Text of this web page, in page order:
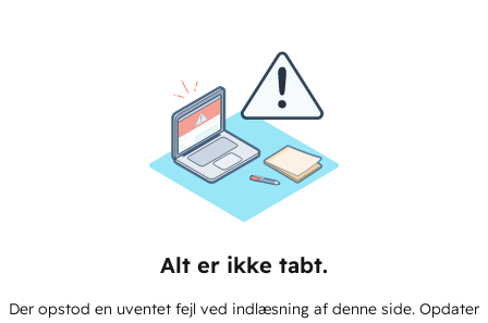
Alt er ikke tabt.
Der opstod en uventet fejl ved indlæsning af denne side. Opdater